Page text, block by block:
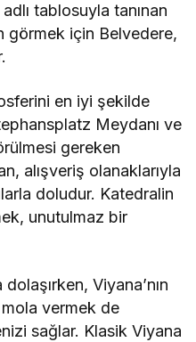
tablosuyla tanınan
görmek için Belvedere,
en iyi şekilde
Meydanı ve
gereken
alışveriş olanaklarıyla
doludur. Katedralin
unutulmaz bir
Viyana’nın
vermek de
sağlar. Klasik Viyana